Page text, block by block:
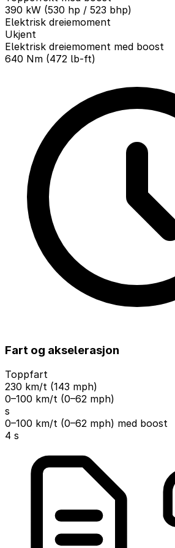
390 kW (530 hp / 523 bhp)
Elektrisk dreiemoment
Ukjent
Elektrisk dreiemoment med boost
640 Nm (472 lb-ft)
Fart og akselerasjon
Toppfart
230 km/t (143 mph)
0–100 km/t (0–62 mph)
s
0–100 km/t (0–62 mph) med boost
4 s